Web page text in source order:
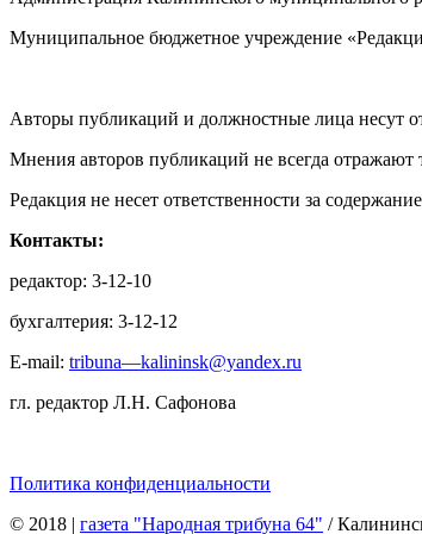
Муниципальное бюджетное учреждение
Авторы публикаций и должностные лица несут
Мнения авторов публикаций не всегда отражают
Редакция не несет ответственности за
Контакты:
редактор: 3-12-10
бухгалтерия: 3-12-12
E-mail: tribuna—kalininsk@yandex.ru
гл. редактор Л.Н. Сафонова
Политика конфиденциальности
© 2018 | газета "Народная трибуна 64" /